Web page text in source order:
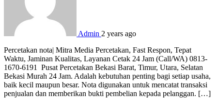
Admin 2 years ago
Percetakan nota| Mitra Media Percetakan, Fast Respon, Tepat
Waktu, Jaminan Kualitas, Layanan Cetak 24 Jam (Call/WA) 0813-
1670-6191 Pusat Percetakan Bekasi Barat, Timur, Utara, Selatan
Bekasi Murah 24 Jam. Adalah kebutuhan penting bagi setiap usaha,
baik kecil maupun besar. Nota digunakan untuk mencatat transaksi
penjualan dan memberikan bukti pembelian kepada pelanggan. […]